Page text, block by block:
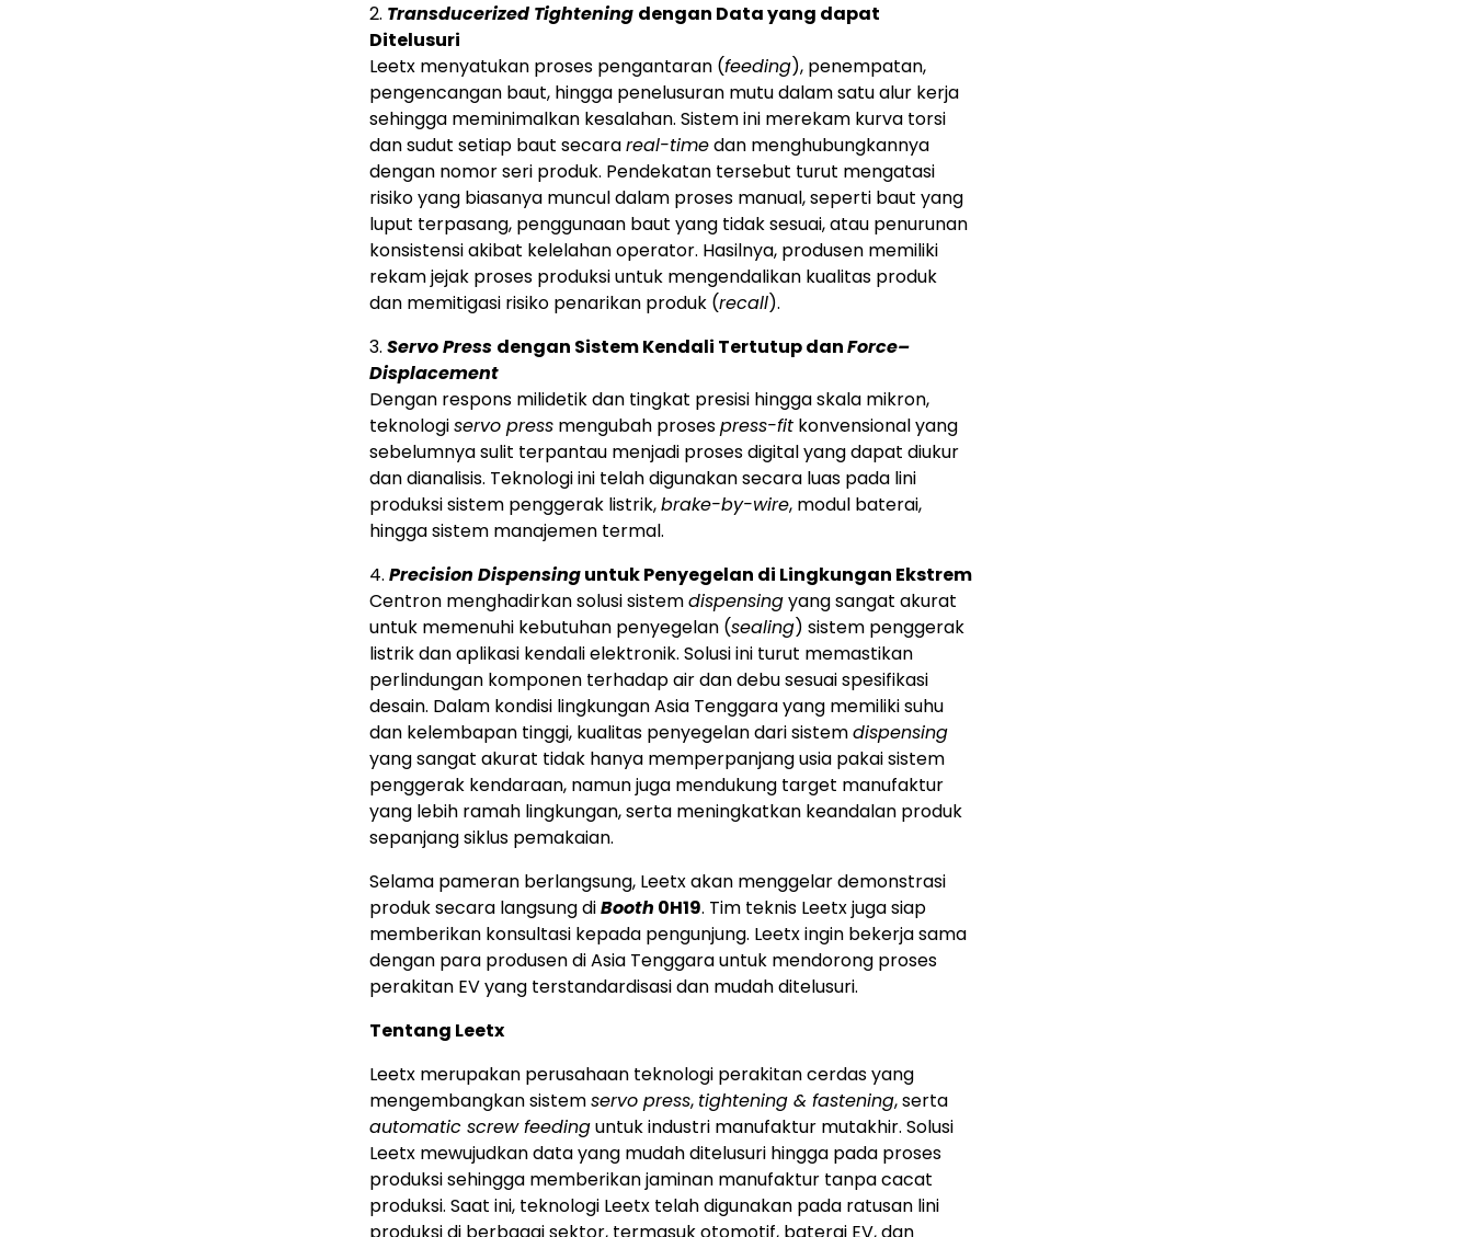
2. Transducerized Tightening dengan Data yang dapat
Ditelusuri
Leetx menyatukan proses pengantaran (feeding), penempatan,
pengencangan baut, hingga penelusuran mutu dalam satu alur kerja
sehingga meminimalkan kesalahan. Sistem ini merekam kurva torsi
dan sudut setiap baut secarareal-timedan menghubungkannya
dengan nomor seri produk. Pendekatan tersebut turut mengatasi
risiko yang biasanya muncul dalam proses manual, seperti baut yang
luput terpasang, penggunaan baut yang tidak sesuai, atau penurunan
konsistensi akibat kelelahan operator. Hasilnya, produsen memiliki
rekam jejak proses produksi untuk mengendalikan kualitas produk
dan memitigasi risiko penarikan produk (recall).
3. Servo Press dengan Sistem Kendali Tertutup danForce–
Displacement
Dengan respons milidetik dan tingkat presisi hingga skala mikron,
teknologiservo press mengubah prosespress-fit konvensional yang
sebelumnya sulit terpantau menjadi proses digital yang dapat diukur
dan dianalisis. Teknologi ini telah digunakan secara luas pada lini
produksi sistem penggerak listrik,brake-by-wire, modul baterai,
hingga sistem manajemen termal.
4. Precision Dispensinguntuk Penyegelan di Lingkungan Ekstrem
Centron menghadirkan solusi sistemdispensingyang sangat akurat
untuk memenuhi kebutuhan penyegelan (sealing) sistem penggerak
listrik dan aplikasi kendali elektronik. Solusi ini turut memastikan
perlindungan komponen terhadap air dan debu sesuai spesifikasi
desain. Dalam kondisi lingkungan Asia Tenggara yang memiliki suhu
dan kelembapan tinggi, kualitas penyegelan dari sistemdispensing
yang sangat akurat tidak hanya memperpanjang usia pakai sistem
penggerak kendaraan, namun juga mendukung target manufaktur
yang lebih ramah lingkungan, serta meningkatkan keandalan produk
sepanjang siklus pemakaian.
Selama pameran berlangsung, Leetx akan menggelar demonstrasi
produk secara langsung diBooth 0H19. Tim teknis Leetx juga siap
memberikan konsultasi kepada pengunjung. Leetx ingin bekerja sama
dengan para produsen di Asia Tenggara untuk mendorong proses
perakitan EV yang terstandardisasi dan mudah ditelusuri.
Tentang Leetx
Leetx merupakan perusahaan teknologi perakitan cerdas yang
mengembangkan sistemservo press, tightening & fastening, serta
automatic screw feedinguntuk industri manufaktur mutakhir. Solusi
Leetx mewujudkan data yang mudah ditelusuri hingga pada proses
produksi sehingga memberikan jaminan manufaktur tanpa cacat
produksi. Saat ini, teknologi Leetx telah digunakan pada ratusan lini